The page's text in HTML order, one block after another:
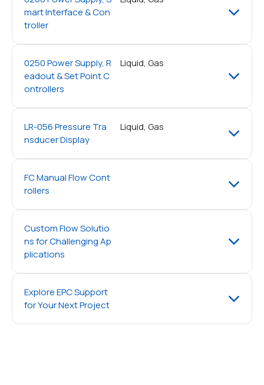
mart Interface & Con
troller
0250 Power Supply, R
eadout & Set Point C
ontrollers
Liquid, Gas
LR-056 Pressure Tra
nsducer Display
Liquid, Gas
FC Manual Flow Cont
rollers
Custom Flow Solutio
ns for Challenging Ap
plications
Explore EPC Support
for Your Next Project